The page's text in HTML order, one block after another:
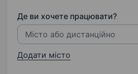
Де ви хочете працювати?
Додати місто